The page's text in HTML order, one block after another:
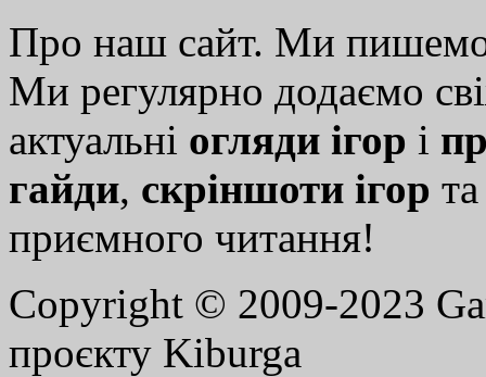
Про наш сайт. Ми
Ми регулярно додаємо
актуальні огляди ігор і
гайди, скріншоти ігор
приємного читання!
Copyright © 2009-2023
проєкту Kiburga